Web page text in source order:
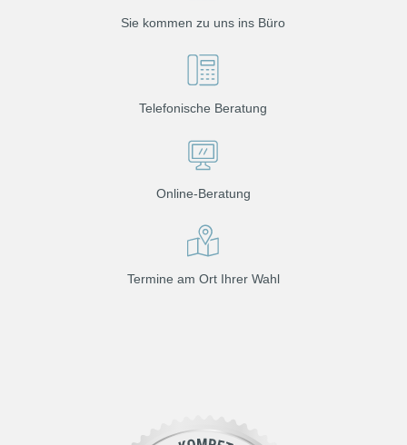
Sie kommen zu uns ins Büro
Telefonische Beratung
Online-Beratung
Termine am Ort Ihrer Wahl